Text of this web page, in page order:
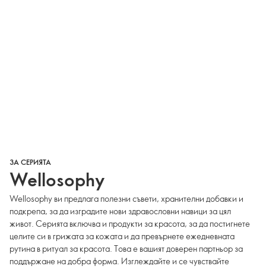
ЗА СЕРИЯТА
Wellosophy
Wellosophy ви предлага полезни съвети, хранителни добавки и
подкрепа, за да изградите нови здравословни навици за цял
живот. Серията включва и продукти за красота, за да постигнете
целите си в грижата за кожата и да превърнете ежедневната
рутина в ритуал за красота. Това е вашият доверен партньор за
поддържане на добра форма. Изглеждайте и се чувствайте